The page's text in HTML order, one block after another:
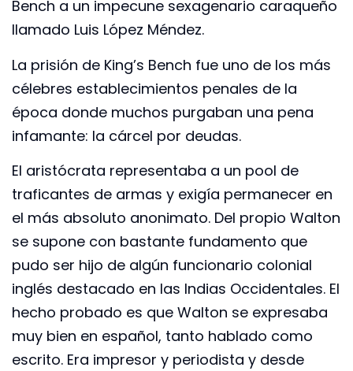
Bench a un impecune sexagenario caraqueño
llamado Luis López Méndez.
La prisión de King’s Bench fue uno de los más
célebres establecimientos penales de la
época donde muchos purgaban una pena
infamante: la cárcel por deudas.
El aristócrata representaba a un pool de
traficantes de armas y exigía permanecer en
el más absoluto anonimato. Del propio Walton
se supone con bastante fundamento que
pudo ser hijo de algún funcionario colonial
inglés destacado en las Indias Occidentales. El
hecho probado es que Walton se expresaba
muy bien en español, tanto hablado como
escrito. Era impresor y periodista y desde